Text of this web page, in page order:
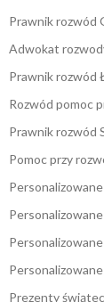
Prawnik rozwód
Adwokat
Prawnik rozwód
Rozwód pomoc
Prawnik rozwód
Pomoc przy
Prezenty